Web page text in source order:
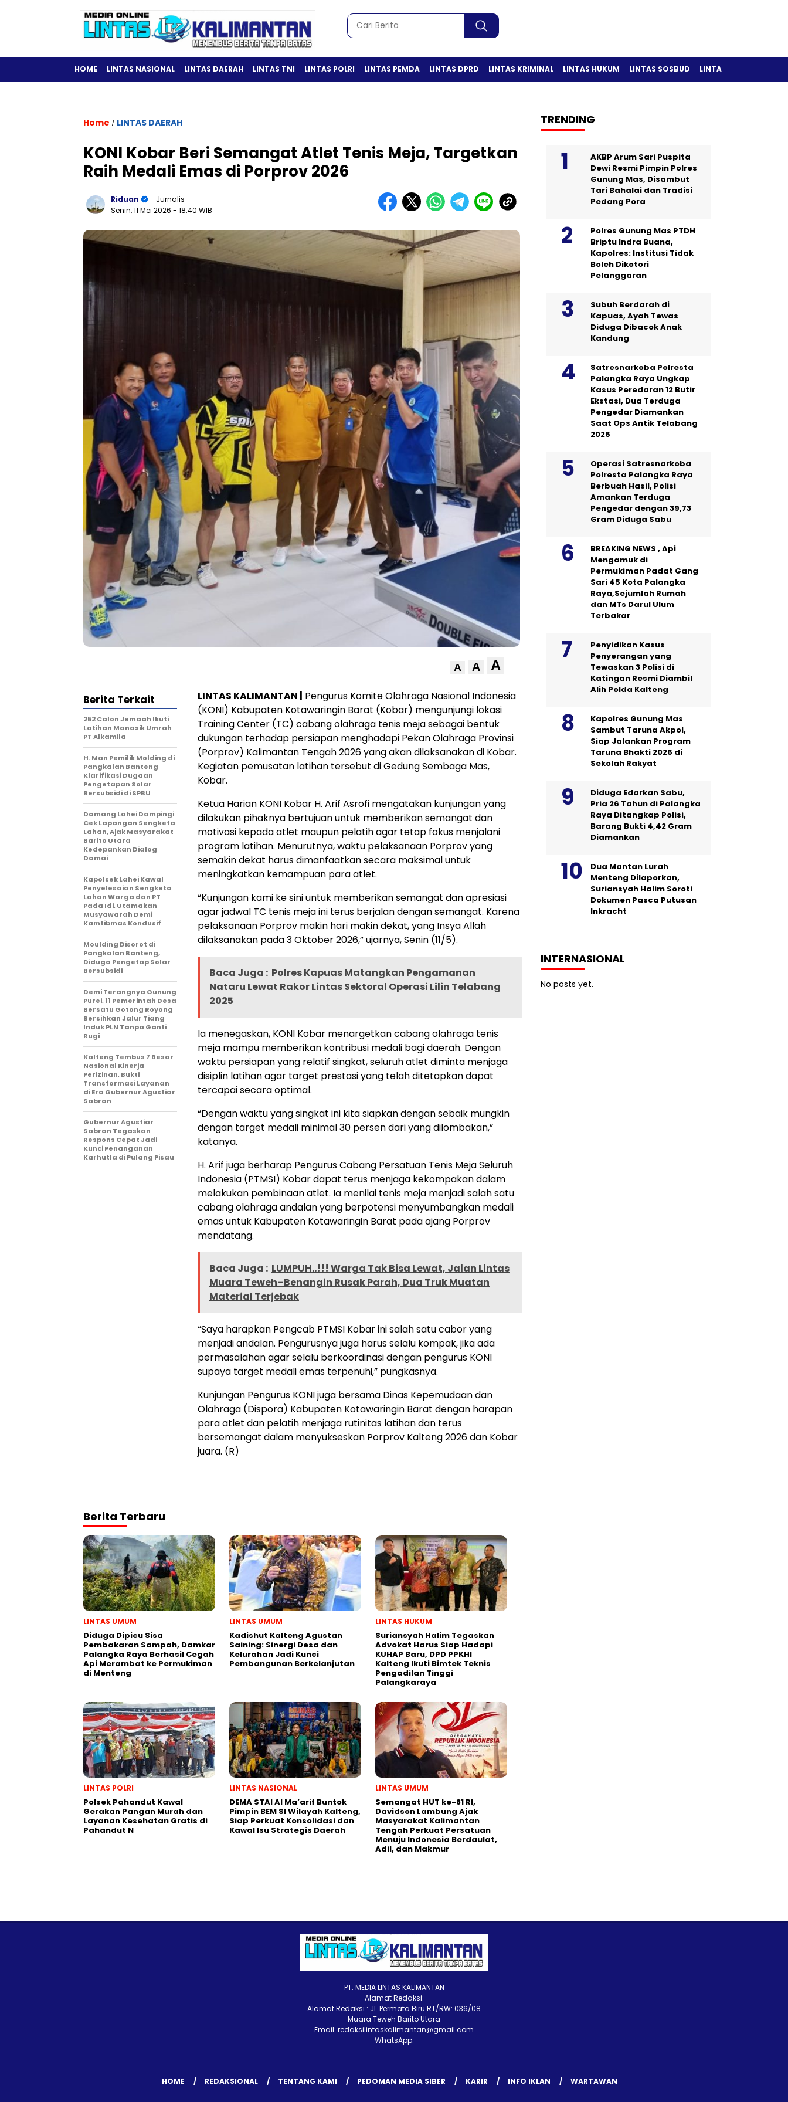
HOME LINTAS NASIONAL LINTAS DAERAH LINTAS TNI LINTAS POLRI LINTAS PEMDA LINTAS DPRD LINTAS KRIMINAL LINTAS HUKUM LINTAS SOSBUD LINTAS OLAH RAGA
Home / LINTAS DAERAH
KONI Kobar Beri Semangat Atlet Tenis Meja, Targetkan
Raih Medali Emas di Porprov 2026
Riduan
- Jurnalis
Senin, 11 Mei 2026 - 18:40 WIB
A A A
LINTAS KALIMANTAN | Pengurus Komite Olahraga Nasional Indonesia
(KONI) Kabupaten Kotawaringin Barat (Kobar) mengunjungi lokasi
Training Center (TC) cabang olahraga tenis meja sebagai bentuk
dukungan terhadap persiapan menghadapi Pekan Olahraga Provinsi
(Porprov) Kalimantan Tengah 2026 yang akan dilaksanakan di Kobar.
Kegiatan pemusatan latihan tersebut di Gedung Sembaga Mas,
Kobar.
Ketua Harian KONI Kobar H. Arif Asrofi mengatakan kunjungan yang
dilakukan pihaknya bertujuan untuk memberikan semangat dan
motivasi kepada atlet maupun pelatih agar tetap fokus menjalani
program latihan. Menurutnya, waktu pelaksanaan Porprov yang
semakin dekat harus dimanfaatkan secara maksimal untuk
meningkatkan kemampuan para atlet.
“Kunjungan kami ke sini untuk memberikan semangat dan apresiasi
agar jadwal TC tenis meja ini terus berjalan dengan semangat. Karena
pelaksanaan Porprov makin hari makin dekat, yang Insya Allah
dilaksanakan pada 3 Oktober 2026,” ujarnya, Senin (11/5).
Baca Juga : Polres Kapuas Matangkan Pengamanan
Nataru Lewat Rakor Lintas Sektoral Operasi Lilin Telabang
2025
Ia menegaskan, KONI Kobar menargetkan cabang olahraga tenis
meja mampu memberikan kontribusi medali bagi daerah. Dengan
waktu persiapan yang relatif singkat, seluruh atlet diminta menjaga
disiplin latihan agar target prestasi yang telah ditetapkan dapat
tercapai secara optimal.
“Dengan waktu yang singkat ini kita siapkan dengan sebaik mungkin
dengan target medali minimal 30 persen dari yang dilombakan,”
katanya.
H. Arif juga berharap Pengurus Cabang Persatuan Tenis Meja Seluruh
Indonesia (PTMSI) Kobar dapat terus menjaga kekompakan dalam
melakukan pembinaan atlet. Ia menilai tenis meja menjadi salah satu
cabang olahraga andalan yang berpotensi menyumbangkan medali
emas untuk Kabupaten Kotawaringin Barat pada ajang Porprov
mendatang.
Baca Juga : LUMPUH..!!! Warga Tak Bisa Lewat, Jalan Lintas
Muara Teweh–Benangin Rusak Parah, Dua Truk Muatan
Material Terjebak
“Saya harapkan Pengcab PTMSI Kobar ini salah satu cabor yang
menjadi andalan. Pengurusnya juga harus selalu kompak, jika ada
permasalahan agar selalu berkoordinasi dengan pengurus KONI
supaya target medali emas terpenuhi,” pungkasnya.
Kunjungan Pengurus KONI juga bersama Dinas Kepemudaan dan
Olahraga (Dispora) Kabupaten Kotawaringin Barat dengan harapan
para atlet dan pelatih menjaga rutinitas latihan dan terus
bersemangat dalam menyukseskan Porprov Kalteng 2026 dan Kobar
juara. (R)
Berita Terkait
252 Calon Jemaah Ikuti
Latihan Manasik Umrah
PT Alkamila
H. Man Pemilik Molding di
Pangkalan Banteng
Klarifikasi Dugaan
Pengetapan Solar
Bersubsidi di SPBU
Damang Lahei Dampingi
Cek Lapangan Sengketa
Lahan, Ajak Masyarakat
Barito Utara
Kedepankan Dialog
Damai
Kapolsek Lahei Kawal
Penyelesaian Sengketa
Lahan Warga dan PT
Pada Idi, Utamakan
Musyawarah Demi
Kamtibmas Kondusif
Moulding Disorot di
Pangkalan Banteng,
Diduga Pengetap Solar
Bersubsidi
Demi Terangnya Gunung
Purei, 11 Pemerintah Desa
Bersatu Gotong Royong
Bersihkan Jalur Tiang
Induk PLN Tanpa Ganti
Rugi
Kalteng Tembus 7 Besar
Nasional Kinerja
Perizinan, Bukti
Transformasi Layanan
di Era Gubernur Agustiar
Sabran
Gubernur Agustiar
Sabran Tegaskan
Respons Cepat Jadi
Kunci Penanganan
Karhutla di Pulang Pisau
Berita Terbaru
LINTAS UMUM
Diduga Dipicu Sisa
Pembakaran Sampah, Damkar
Palangka Raya Berhasil Cegah
Api Merambat ke Permukiman
di Menteng
LINTAS UMUM
Kadishut Kalteng Agustan
Saining: Sinergi Desa dan
Kelurahan Jadi Kunci
Pembangunan Berkelanjutan
LINTAS HUKUM
Suriansyah Halim Tegaskan
Advokat Harus Siap Hadapi
KUHAP Baru, DPD PPKHI
Kalteng Ikuti Bimtek Teknis
Pengadilan Tinggi
Palangkaraya
LINTAS POLRI
Polsek Pahandut Kawal
Gerakan Pangan Murah dan
Layanan Kesehatan Gratis di
Pahandut N
LINTAS NASIONAL
DEMA STAI Al Ma’arif Buntok
Pimpin BEM SI Wilayah Kalteng,
Siap Perkuat Konsolidasi dan
Kawal Isu Strategis Daerah
LINTAS UMUM
Semangat HUT ke-81 RI,
Davidson Lambung Ajak
Masyarakat Kalimantan
Tengah Perkuat Persatuan
Menuju Indonesia Berdaulat,
Adil, dan Makmur
TRENDING
AKBP Arum Sari Puspita
Dewi Resmi Pimpin Polres
Gunung Mas, Disambut
Tari Bahalai dan Tradisi
Pedang Pora
Polres Gunung Mas PTDH
Briptu Indra Buana,
Kapolres: Institusi Tidak
Boleh Dikotori
Pelanggaran
Subuh Berdarah di
Kapuas, Ayah Tewas
Diduga Dibacok Anak
Kandung
Satresnarkoba Polresta
Palangka Raya Ungkap
Kasus Peredaran 12 Butir
Ekstasi, Dua Terduga
Pengedar Diamankan
Saat Ops Antik Telabang
2026
Operasi Satresnarkoba
Polresta Palangka Raya
Berbuah Hasil, Polisi
Amankan Terduga
Pengedar dengan 39,73
Gram Diduga Sabu
BREAKING NEWS , Api
Mengamuk di
Permukiman Padat Gang
Sari 45 Kota Palangka
Raya,Sejumlah Rumah
dan MTs Darul Ulum
Terbakar
Penyidikan Kasus
Penyerangan yang
Tewaskan 3 Polisi di
Katingan Resmi Diambil
Alih Polda Kalteng
Kapolres Gunung Mas
Sambut Taruna Akpol,
Siap Jalankan Program
Taruna Bhakti 2026 di
Sekolah Rakyat
Diduga Edarkan Sabu,
Pria 26 Tahun di Palangka
Raya Ditangkap Polisi,
Barang Bukti 4,42 Gram
Diamankan
Dua Mantan Lurah
Menteng Dilaporkan,
Suriansyah Halim Soroti
Dokumen Pasca Putusan
Inkracht
INTERNASIONAL
No posts yet.
PT. MEDIA LINTAS KALIMANTAN
Alamat Redaksi:
Alamat Redaksi : Jl. Permata Biru RT/RW: 036/08
Muara Teweh Barito Utara
Email: redaksilintaskalimantan@gmail.com
WhatsApp:
HOME REDAKSIONAL TENTANG KAMI PEDOMAN MEDIA SIBER KARIR INFO IKLAN WARTAWAN